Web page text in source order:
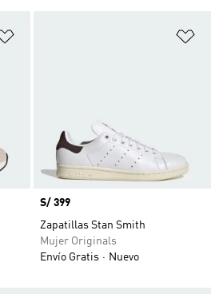
Precio
S/ 399
Zapatillas Stan Smith
Mujer Originals
Envío Gratis
Nuevo